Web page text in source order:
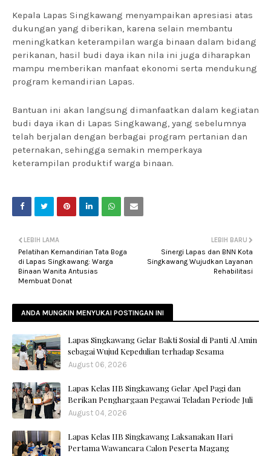
Kepala Lapas Singkawang menyampaikan apresiasi atas
dukungan yang diberikan, karena selain membantu
meningkatkan keterampilan warga binaan dalam bidang
perikanan, hasil budi daya ikan nila ini juga diharapkan
mampu memberikan manfaat ekonomi serta mendukung
program kemandirian Lapas.
Bantuan ini akan langsung dimanfaatkan dalam kegiatan
budi daya ikan di Lapas Singkawang, yang sebelumnya
telah berjalan dengan berbagai program pertanian dan
peternakan, sehingga semakin memperkaya
keterampilan produktif warga binaan.
LEBIH BARU
Sinergi Lapas dan BNN Kota
Singkawang Wujudkan Layanan
Rehabilitasi
LEBIH LAMA
Pelatihan Kemandirian Tata Boga
di Lapas Singkawang: Warga
Binaan Wanita Antusias
Membuat Donat
ANDA MUNGKIN MENYUKAI POSTINGAN INI
Lapas Singkawang Gelar Bakti Sosial di Panti Al Amin
sebagai Wujud Kepedulian terhadap Sesama
August 06, 2026
Lapas Kelas IIB Singkawang Gelar Apel Pagi dan
Berikan Penghargaan Pegawai Teladan Periode Juli
August 04, 2026
Lapas Kelas IIB Singkawang Laksanakan Hari
Pertama Wawancara Calon Peserta Magang